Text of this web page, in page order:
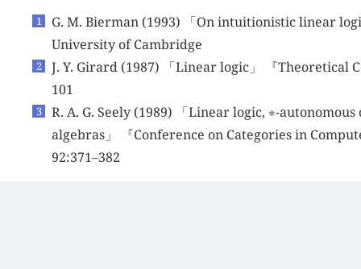
G. M. Bierman (1993) 「On intuitionistic linear
University of Cambridge
J. Y. Girard (1987) 「Linear logic」 『Theoretical
101
R. A. G. Seely (1989) 「Linear logic, ∗-autonomous
algebras」 『Conference on Categories in
92:371–382